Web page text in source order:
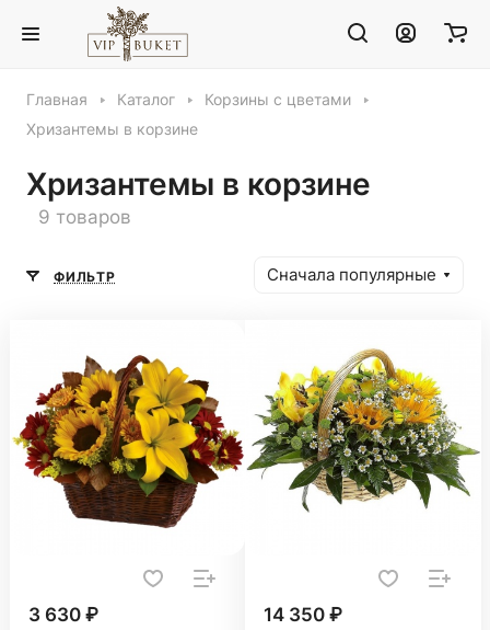
Главная Каталог
Корзины с цветами
Хризантемы в корзине
Хризантемы в корзине
9 товаров
ФИЛЬТР Сначала популярные
3 630 ₽ 14 350 ₽